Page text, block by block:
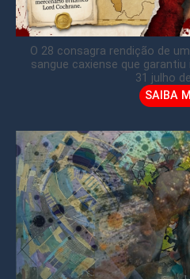
O 28 consagra rendição de
sangue caxiense que
31 julho
SAIBA